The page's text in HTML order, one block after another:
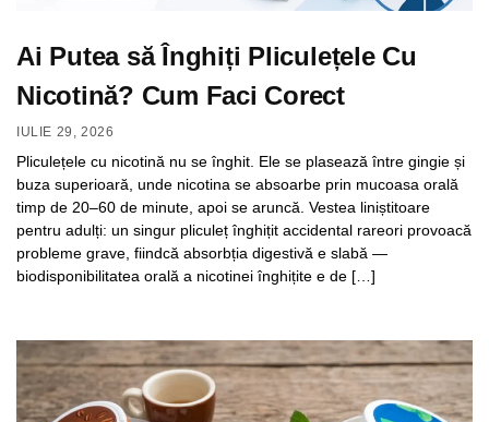
Ai Putea să Înghiți Pliculețele Cu
Nicotină? Cum Faci Corect
IULIE 29, 2026
Pliculețele cu nicotină nu se înghit. Ele se plasează între gingie și
buza superioară, unde nicotina se absoarbe prin mucoasa orală
timp de 20–60 de minute, apoi se aruncă. Vestea liniștitoare
pentru adulți: un singur pliculeț înghițit accidental rareori provoacă
probleme grave, fiindcă absorbția digestivă e slabă —
biodisponibilitatea orală a nicotinei înghițite e de […]